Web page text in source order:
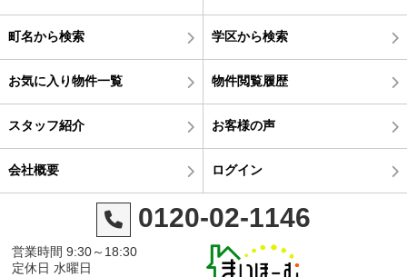
町名から検索 学区から検索
お気に入り物件一覧 物件閲覧履歴
スタッフ紹介 お客様の声
会社概要 ログイン
0120-02-1146
営業時間 9:30～18:30
定休日 水曜日